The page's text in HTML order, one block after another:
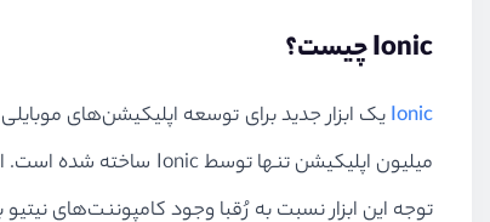
Ionic چیست؟
Ionic
توجه این ابزار نسبت به رُقبا وجود کامپوننت‌های نیتیو